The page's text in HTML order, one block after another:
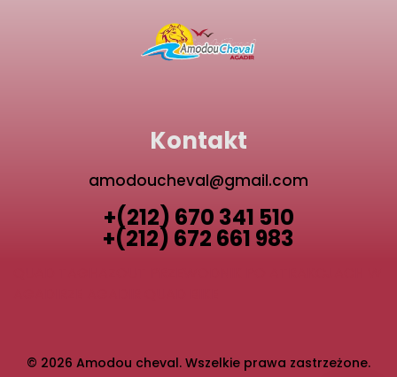
Kontakt
amodoucheval@gmail.com
+(212) 670 341 510
+(212) 672 661 983
© 2026 Amodou cheval. Wszelkie prawa zastrzeżone.